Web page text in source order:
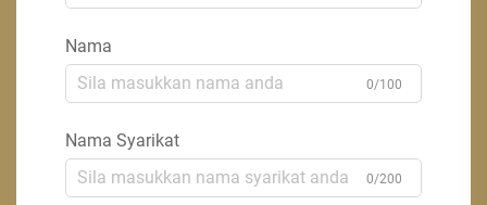
Nama
0/100
Nama Syarikat
0/200